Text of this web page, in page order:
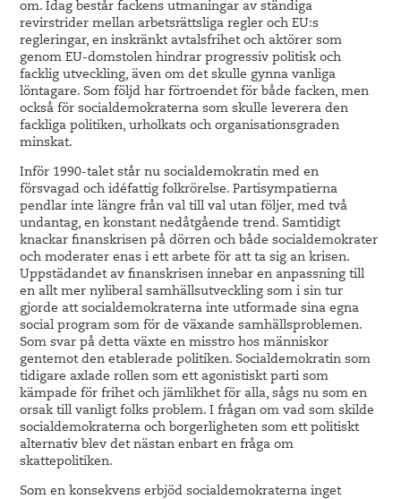
om. Idag består fackens utmaningar av ständiga
revirstrider mellan arbetsrättsliga regler och EU:s
regleringar, en inskränkt avtalsfrihet och aktörer som
genom EU-domstolen hindrar progressiv politisk och
facklig utveckling, även om det skulle gynna vanliga
löntagare. Som följd har förtroendet för både facken, men
också för socialdemokraterna som skulle leverera den
fackliga politiken, urholkats och organisationsgraden
minskat.
Inför 1990-talet står nu socialdemokratin med en
försvagad och idéfattig folkrörelse. Partisympatierna
pendlar inte längre från val till val utan följer, med två
undantag, en konstant nedåtgående trend. Samtidigt
knackar finanskrisen på dörren och både socialdemokrater
och moderater enas i ett arbete för att ta sig an krisen.
Uppstädandet av finanskrisen innebar en anpassning till
en allt mer nyliberal samhällsutveckling som i sin tur
gjorde att socialdemokraterna inte utformade sina egna
social program som för de växande samhällsproblemen.
Som svar på detta växte en misstro hos människor
gentemot den etablerade politiken. Socialdemokratin som
tidigare axlade rollen som ett agonistiskt parti som
kämpade för frihet och jämlikhet för alla, sågs nu som en
orsak till vanligt folks problem. I frågan om vad som skilde
socialdemokraterna och borgerligheten som ett politiskt
alternativ blev det nästan enbart en fråga om
skattepolitiken.
Som en konsekvens erbjöd socialdemokraterna inget